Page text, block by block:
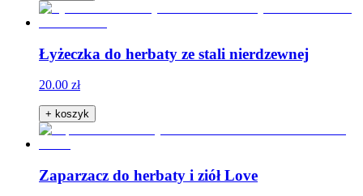
Łyżeczka do herbaty ze stali nierdzewnej
20.00 zł
+ koszyk
Zaparzacz do herbaty i ziół Love